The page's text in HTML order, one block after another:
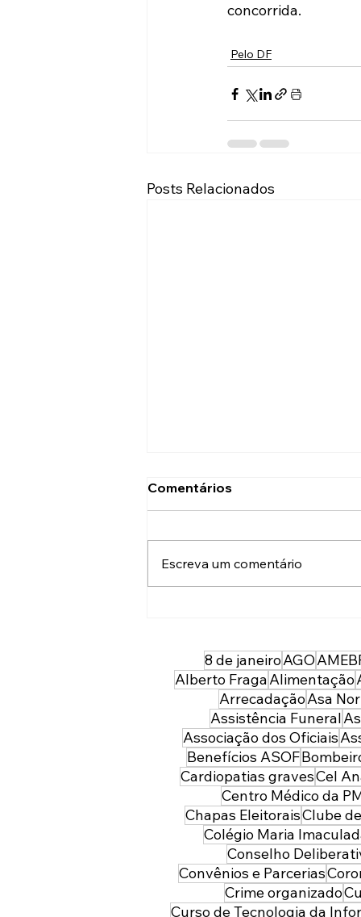
8 de janeiroAGO
Alberto FragaAlimentação
ArrecadaçãoAsa
Assistência Funeral
Associação dos Oficiais
Benefícios ASOF
Cardiopatias gravesCel
Centro Médico da
Chapas EleitoraisClube
Colégio Maria
Conselho
Convênios e Parcerias
Crime organizado
Curso de Tecnologia da
concorrida.
Pelo DF
Posts Relacionados
mais forte, moderna e
preparada para servir à
sociedade: parabéns
policial militar feminina!
Comentários
Escreva um comentário